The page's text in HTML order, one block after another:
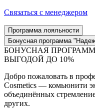
Связаться с менеджером
Программа лояльности
Бонусная
БОНУСНАЯ
ВЫГОДОЙ ДО 10%
Добро пожаловать в
Cosmetics — комьюнити
объединённых
других.